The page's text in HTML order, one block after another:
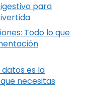
para
Todo lo que
es la
necesitas